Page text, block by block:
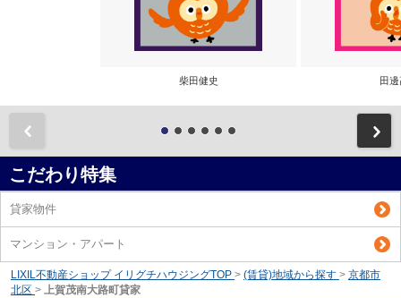
柴田健史 田
こだわり特集
貸家物件
マンション・アパート
LIXIL不動産ショップ イリグチハウジングTOP > (賃貸)地域から探す > 京都市
北区 > 上賀茂南大路町貸家